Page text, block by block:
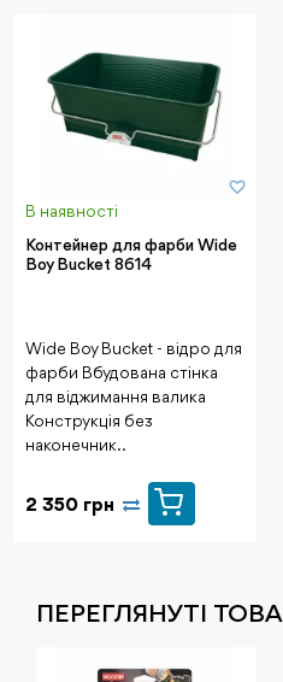
В наявності
Контейнер для фарби Wide
Boy Bucket 8614
Wide Boy Bucket - відро для
фарби Вбудована стінка
для віджимання валика
Конструкція без
наконечник..
2 350 грн
ПЕРЕГЛЯНУТI